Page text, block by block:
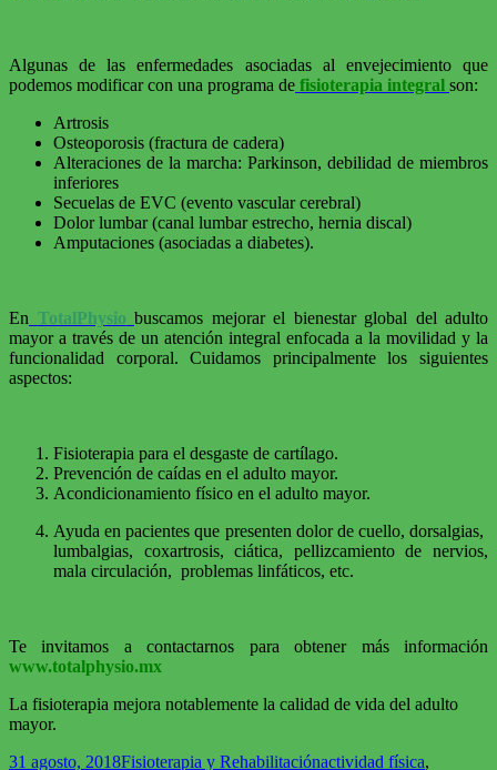
Algunas de las enfermedades asociadas al envejecimiento que
podemos modificar con una programa de fisioterapia integral son:
Artrosis
Osteoporosis (fractura de cadera)
Alteraciones de la marcha: Parkinson, debilidad de miembros
inferiores
Secuelas de EVC (evento vascular cerebral)
Dolor lumbar (canal lumbar estrecho, hernia discal)
Amputaciones (asociadas a diabetes).
En TotalPhysio buscamos mejorar el bienestar global del adulto
mayor a través de un atención integral enfocada a la movilidad y la
funcionalidad corporal. Cuidamos principalmente los siguientes
aspectos:
Fisioterapia para el desgaste de cartílago.
Prevención de caídas en el adulto mayor.
Acondicionamiento físico en el adulto mayor.
Ayuda en pacientes que presenten dolor de cuello, dorsalgias,
lumbalgias, coxartrosis, ciática, pellizcamiento de nervios,
mala circulación, problemas linfáticos, etc.
Te invitamos a contactarnos para obtener más información
www.totalphysio.mx
La fisioterapia mejora notablemente la calidad de vida del adulto
mayor.
Publicado
31 agosto, 2018Categorías
Fisioterapia y RehabilitaciónEtiquetas
actividad física,